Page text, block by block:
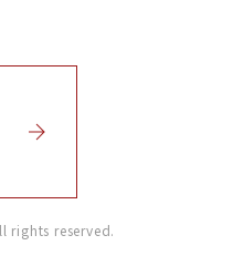
rights reserved.